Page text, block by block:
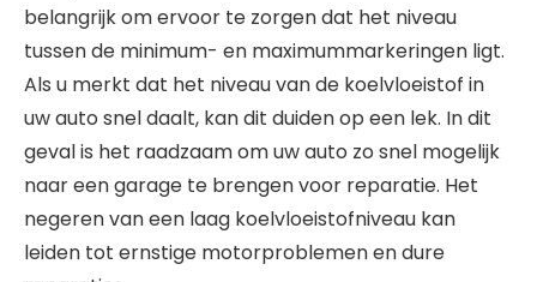
belangrijk om ervoor te zorgen dat het niveau
tussen de minimum- en maximummarkeringen ligt.
Als u merkt dat het niveau van de koelvloeistof in
uw auto snel daalt, kan dit duiden op een lek. In dit
geval is het raadzaam om uw auto zo snel mogelijk
naar een garage te brengen voor reparatie. Het
negeren van een laag koelvloeistofniveau kan
leiden tot ernstige motorproblemen en dure